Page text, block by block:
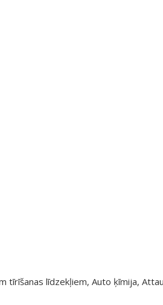
tīrīšanas līdzekļiem, Auto ķīmija,